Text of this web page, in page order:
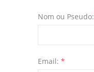
Nom ou Pseudo:
Email: *